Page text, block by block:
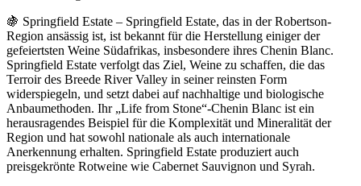
🍇 Springfield Estate – Springfield Estate, das in der Robertson-
Region ansässig ist, ist bekannt für die Herstellung einiger der
gefeiertsten Weine Südafrikas, insbesondere ihres Chenin Blanc.
Springfield Estate verfolgt das Ziel, Weine zu schaffen, die das
Terroir des Breede River Valley in seiner reinsten Form
widerspiegeln, und setzt dabei auf nachhaltige und biologische
Anbaumethoden. Ihr „Life from Stone“-Chenin Blanc ist ein
herausragendes Beispiel für die Komplexität und Mineralität der
Region und hat sowohl nationale als auch internationale
Anerkennung erhalten. Springfield Estate produziert auch
preisgekrönte Rotweine wie Cabernet Sauvignon und Syrah.